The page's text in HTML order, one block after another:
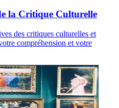
la Critique Culturelle
des critiques culturelles et
compréhension et votre